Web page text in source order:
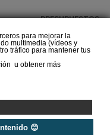
para mejorar la
multimedia (vídeos y
tráfico para mantener tus
u obtener más
😊
PRESUPUESTOS
3)